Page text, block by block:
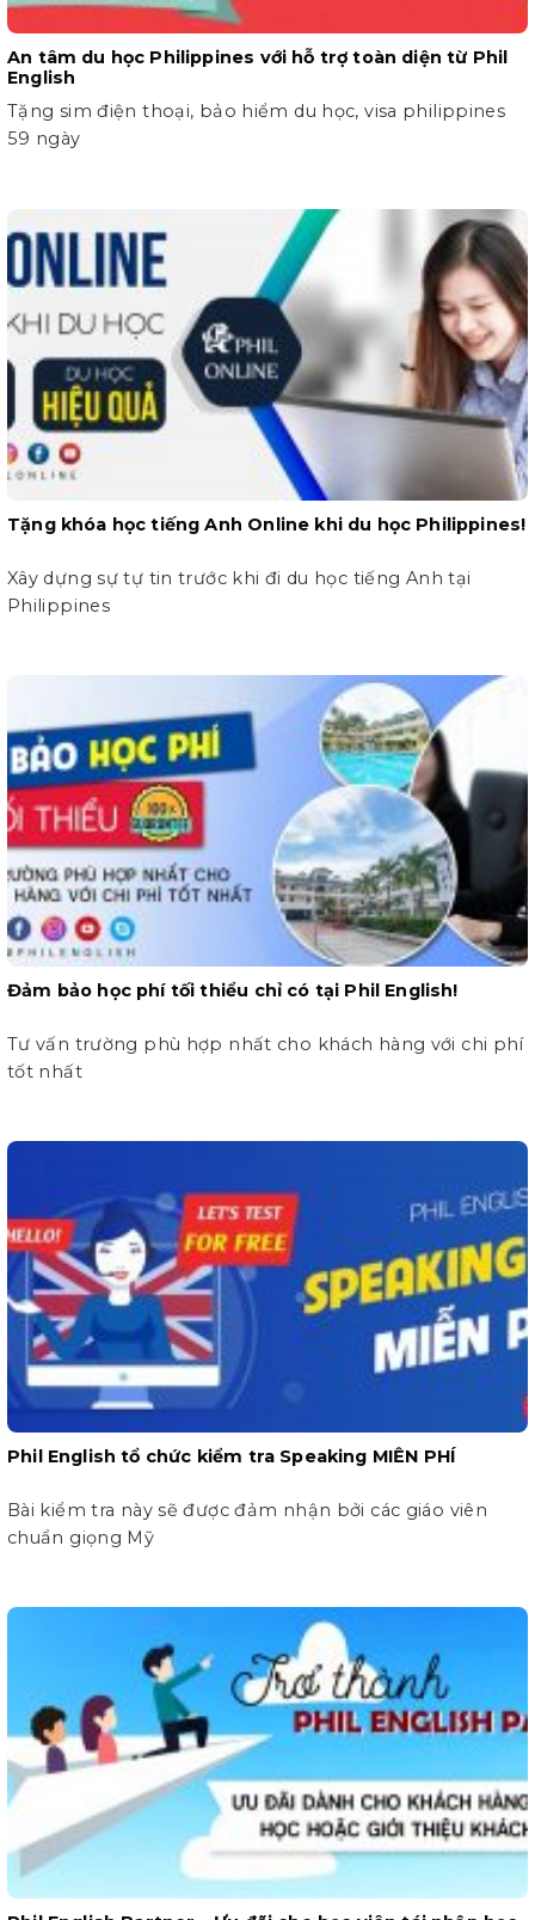
An tâm du học Philippines với hỗ trợ toàn diện từ Phil
English
Tặng sim điện thoại, bảo hiểm du học, visa philippines
59 ngày
Tặng khóa học tiếng Anh Online khi du học Philippines!
Xây dựng sự tự tin trước khi đi du học tiếng Anh tại
Philippines
Đảm bảo học phí tối thiểu chỉ có tại Phil English!
Tư vấn trường phù hợp nhất cho khách hàng với chi phí
tốt nhất
Phil English tổ chức kiểm tra Speaking MIỄN PHÍ
Bài kiểm tra này sẽ được đảm nhận bởi các giáo viên
chuẩn giọng Mỹ